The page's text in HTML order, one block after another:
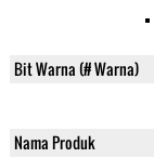
Bit Warna (# Warna)
Nama Produk